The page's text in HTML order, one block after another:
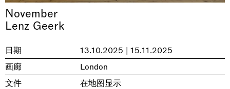
November
Lenz Geerk
日期
13.10.2025 | 15.11.2025
画廊
London
文件
在地图显示